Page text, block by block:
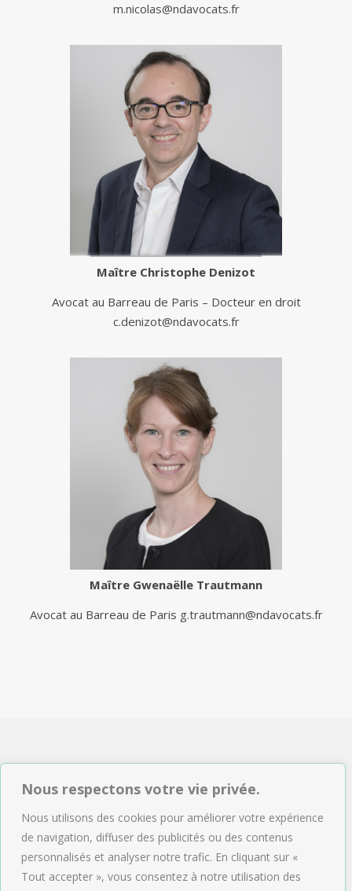
Nous respectons votre vie privée.
Nous utilisons des cookies pour améliorer votre expérience
de navigation, diffuser des publicités ou des contenus
personnalisés et analyser notre trafic. En cliquant sur «
Tout accepter », vous consentez à notre utilisation des
m.nicolas@ndavocats.fr
Maître Christophe Denizot
Avocat au Barreau de Paris – Docteur en droit
c.denizot@ndavocats.fr
Maître Gwenaëlle Trautmann
Avocat au Barreau de Paris g.trautmann@ndavocats.fr
NDAVOCATS Associés
Tél : 01.47.04.09.43
Email :accueil@ndavocats.fr